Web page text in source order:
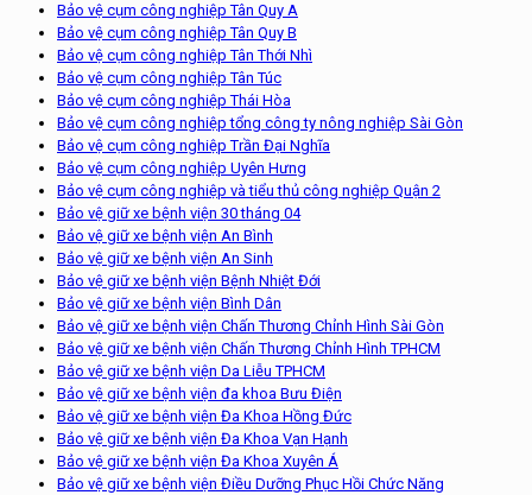
Bảo vệ cụm công nghiệp Tân Quy A
Bảo vệ cụm công nghiệp Tân Quy B
Bảo vệ cụm công nghiệp Tân Thới Nhì
Bảo vệ cụm công nghiệp Tân Túc
Bảo vệ cụm công nghiệp Thái Hòa
Bảo vệ cụm công nghiệp tổng công ty nông nghiệp Sài Gòn
Bảo vệ cụm công nghiệp Trần Đại Nghĩa
Bảo vệ cụm công nghiệp Uyên Hưng
Bảo vệ cụm công nghiệp và tiểu thủ công nghiệp Quận 2
Bảo vệ giữ xe bệnh viện 30 tháng 04
Bảo vệ giữ xe bệnh viện An Bình
Bảo vệ giữ xe bệnh viện An Sinh
Bảo vệ giữ xe bệnh viện Bệnh Nhiệt Đới
Bảo vệ giữ xe bệnh viện Bình Dân
Bảo vệ giữ xe bệnh viện Chấn Thương Chỉnh Hình Sài Gòn
Bảo vệ giữ xe bệnh viện Chấn Thương Chỉnh Hình TPHCM
Bảo vệ giữ xe bệnh viện Da Liễu TPHCM
Bảo vệ giữ xe bệnh viện đa khoa Bưu Điện
Bảo vệ giữ xe bệnh viện Đa Khoa Hồng Đức
Bảo vệ giữ xe bệnh viện Đa Khoa Vạn Hạnh
Bảo vệ giữ xe bệnh viện Đa Khoa Xuyên Á
Bảo vệ giữ xe bệnh viện Điều Dưỡng Phục Hồi Chức Năng